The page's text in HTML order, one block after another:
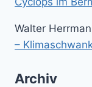
Walter
–
Archiv